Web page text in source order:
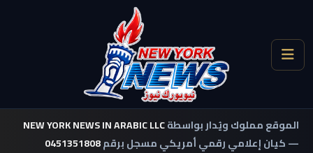
الموقع مملوك ويُدار بواسطةNEW YORK NEWS IN ARABIC LLC
— كيان إعلامي رقمي أمريكي مسجل برقم0451351808